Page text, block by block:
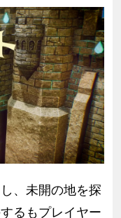
、未開の地を探
るもプレイヤー